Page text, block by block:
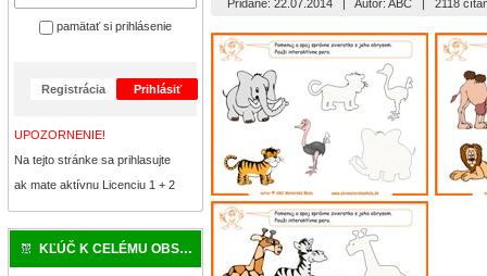
pamätať si prihlásenie
Registrácia Prihlásiť
UPOZORNENIE!
Na tejto stránke sa prihlasujte
ak mate aktívnu Licenciu 1 + 2
KĽÚČ K CELÉMU OBSAHU
Pridané: 22.07.2014 |Autor: ABC |2118